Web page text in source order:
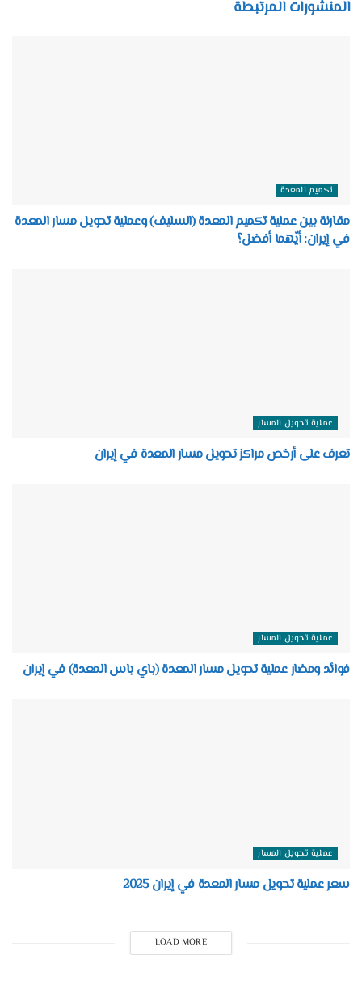
المنشورات المرتبطة
تكميم المعدة
مقارنة بين عملية تكميم المعدة (السليف) وعملية تحويل مسار المعدة
في إيران: أيّهما أفضل؟
عملية تحويل المسار
تعرف على أرخص مراكز تحويل مسار المعدة في إيران
عملية تحويل المسار
فوائد ومضار عملية تحويل مسار المعدة (باي باس المعدة) في إيران
عملية تحويل المسار
سعر عملية تحويل مسار المعدة في إيران 2025
LOAD MORE